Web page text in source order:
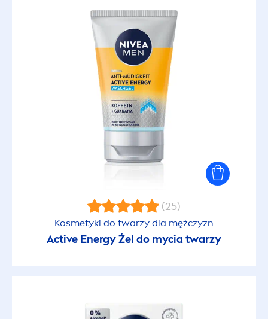
(25)
Kosmetyki do twarzy dla mężczyzn
Active Energy Żel do mycia twarzy